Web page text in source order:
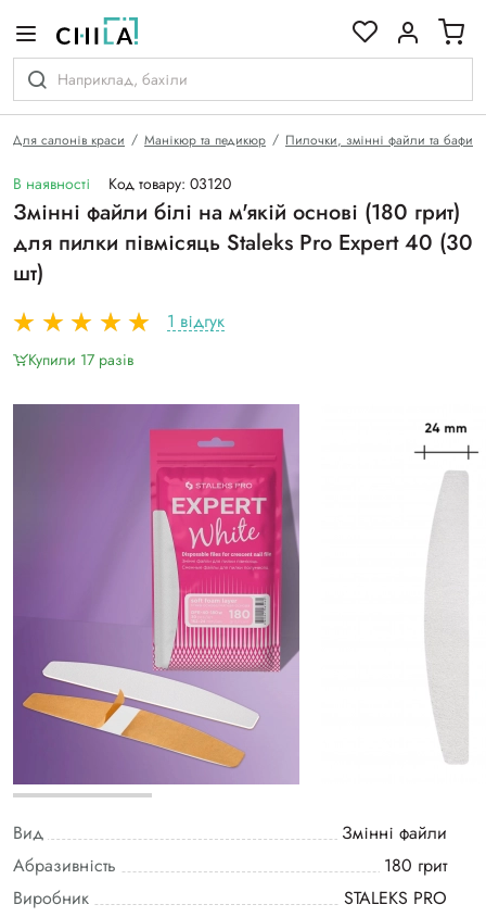
Для салонів краси Манікюр та педикюр Пилочки, змінні файли та бафи
В наявності Код товару: 03120
Змінні файли білі на м'якій основі (180 грит)
для пилки півмісяць Staleks Pro Expert 40 (30
шт)
1 відгук
Купили 17 разiв
Вид
Змінні файли
Абразивність
180 грит
Виробник
STALEKS PRO
гамі